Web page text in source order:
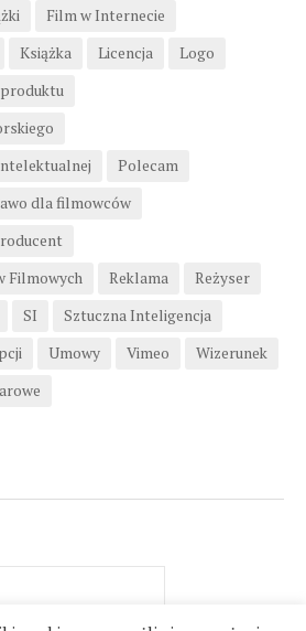
Film w Internecie
Książka Licencja
Logo
Polecam
dla filmowców
Filmowych
Reklama
Reżyser
SI
Sztuczna Inteligencja
Umowy Vimeo
Wizerunek